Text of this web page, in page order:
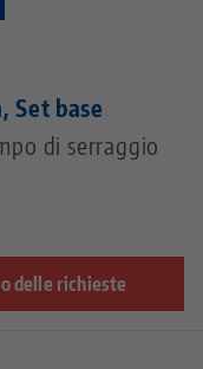
Set base
di serraggio
delle richieste